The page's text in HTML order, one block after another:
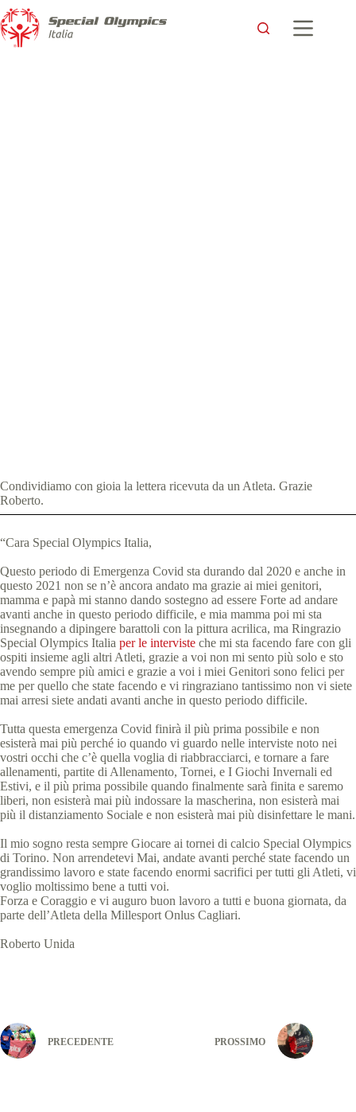
Condividiamo con gioia la lettera ricevuta da un Atleta. Grazie
Roberto.
“Cara Special Olympics Italia,
Questo periodo di Emergenza Covid sta durando dal 2020 e anche in
questo 2021 non se n’è ancora andato ma grazie ai miei genitori,
mamma e papà mi stanno dando sostegno ad essere Forte ad andare
avanti anche in questo periodo difficile, e mia mamma poi mi sta
insegnando a dipingere barattoli con la pittura acrilica, ma Ringrazio
Special Olympics Italia per le interviste che mi sta facendo fare con gli
ospiti insieme agli altri Atleti, grazie a voi non mi sento più solo e sto
avendo sempre più amici e grazie a voi i miei Genitori sono felici per
me per quello che state facendo e vi ringraziano tantissimo non vi siete
mai arresi siete andati avanti anche in questo periodo difficile.
Tutta questa emergenza Covid finirà il più prima possibile e non
esisterà mai più perché io quando vi guardo nelle interviste noto nei
vostri occhi che c’è quella voglia di riabbracciarci, e tornare a fare
allenamenti, partite di Allenamento, Tornei, e I Giochi Invernali ed
Estivi, e il più prima possibile quando finalmente sarà finita e saremo
liberi, non esisterà mai più indossare la mascherina, non esisterà mai
più il distanziamento Sociale e non esisterà mai più disinfettare le mani.
Il mio sogno resta sempre Giocare ai tornei di calcio Special Olympics
di Torino. Non arrendetevi Mai, andate avanti perché state facendo un
grandissimo lavoro e state facendo enormi sacrifici per tutti gli Atleti, vi
voglio moltissimo bene a tutti voi.
Forza e Coraggio e vi auguro buon lavoro a tutti e buona giornata, da
parte dell’Atleta della Millesport Onlus Cagliari.
Roberto Unida
PRECEDENTE PROSSIMO